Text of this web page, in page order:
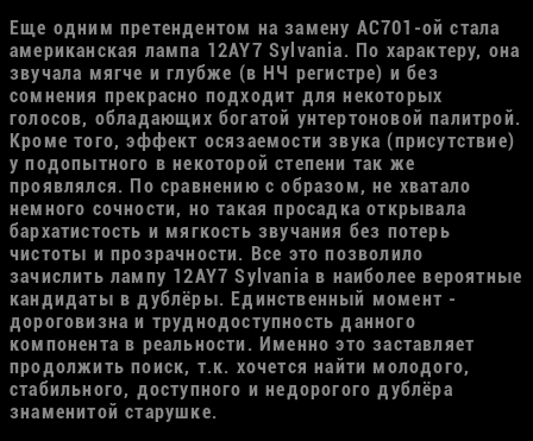
Еще одним претендентом на замену АС701-ой стала
американская лампа 12AY7 Sylvania. По характеру, она
звучала мягче и глубже (в НЧ регистре) и без
сомнения прекрасно подходит для некоторых
голосов, обладающих богатой унтертоновой палитрой.
Кроме того, эффект осязаемости звука (присутствие)
у подопытного в некоторой степени так же
проявлялся. По сравнению с образом, не хватало
немного сочности, но такая просадка открывала
бархатистость и мягкость звучания без потерь
чистоты и прозрачности. Все это позволило
зачислить лампу 12AY7 Sylvania в наиболее вероятные
кандидаты в дублёры. Единственный момент -
дороговизна и труднодоступность данного
компонента в реальности. Именно это заставляет
продолжить поиск, т.к. хочется найти молодого,
стабильного, доступного и недорогого дублёра
знаменитой старушке.